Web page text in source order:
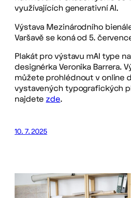
využívajících generativní AI.
Výstava Mezinárodního
Varšavě se koná od 5.
Plakát pro výstavu mAI type
designérka Veronika Barrera.
můžete prohlédnout v online
vystavených typografických
najdetezde.
10. 7. 2025